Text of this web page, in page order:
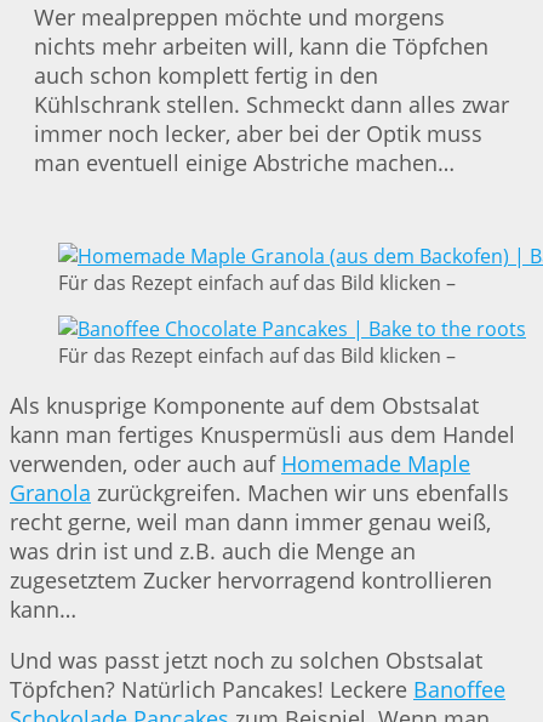
Wer mealpreppen möchte und morgens
nichts mehr arbeiten will, kann die Töpfchen
auch schon komplett fertig in den
Kühlschrank stellen. Schmeckt dann alles zwar
immer noch lecker, aber bei der Optik muss
man eventuell einige Abstriche machen…
Für das Rezept einfach auf das Bild klicken –
Für das Rezept einfach auf das Bild klicken –
Als knusprige Komponente auf dem Obstsalat
kann man fertiges Knuspermüsli aus dem Handel
verwenden, oder auch auf Homemade Maple
Granola zurückgreifen. Machen wir uns ebenfalls
recht gerne, weil man dann immer genau weiß,
was drin ist und z.B. auch die Menge an
zugesetztem Zucker hervorragend kontrollieren
kann…
Und was passt jetzt noch zu solchen Obstsalat
Töpfchen? Natürlich Pancakes! Leckere Banoffee